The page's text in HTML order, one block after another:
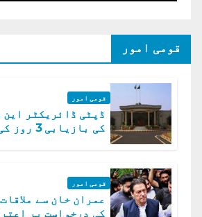
قومی امور
قومی امور
ڈپٹی ڈائریکٹر
کی بازیابی 3 روز کی مہلت
قومی امور
عمران خان سے
کی درخواست پر